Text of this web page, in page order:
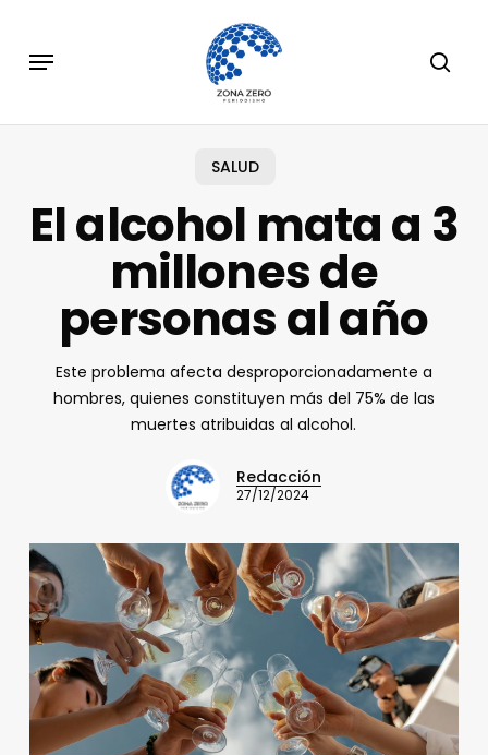
main
Menu
SALUD
El alcohol mata a 3
millones de
personas al año
Este problema afecta desproporcionadamente a
hombres, quienes constituyen más del 75% de las
muertes atribuidas al alcohol.
Redacción
27/12/2024